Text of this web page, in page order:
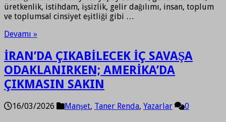
üretkenlik, istihdam, işsizlik, gelir dağılımı, insan, toplum
ve toplumsal cinsiyet eşitliği gibi …
Devamı »
İRAN’DA ÇIKABİLECEK İÇ SAVAŞA
ODAKLANIRKEN; AMERİKA’DA
ÇIKMASIN SAKIN
16/03/2026 Manşet, Taner Renda, Yazarlar 0